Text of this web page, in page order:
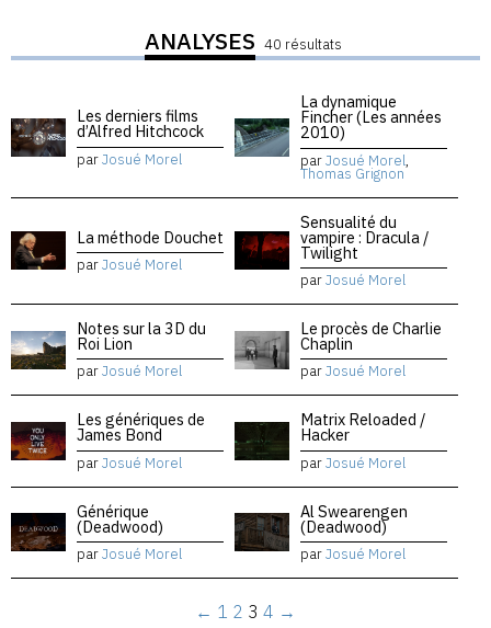
ANALYSES 40 résultats
Les derniers films
d’Alfred Hitchcock
parJosué Morel
La dynamique
Fincher (Les années
2010)
parJosué Morel,
Thomas Grignon
La méthode Douchet
parJosué Morel
Sensualité du
vampire : Dracula /
Twilight
parJosué Morel
Notes sur la 3D du
Roi Lion
parJosué Morel
Le procès de Charlie
Chaplin
parJosué Morel
Les génériques de
James Bond
parJosué Morel
Matrix Reloaded /
Hacker
parJosué Morel
Générique
(Deadwood)
parJosué Morel
Al Swearengen
(Deadwood)
parJosué Morel
← 1 2 3 4 →